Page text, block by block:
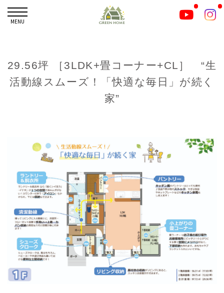
MENU
29.56坪 ［3LDK+畳コーナー+CL］ “生
活動線スムーズ！「快適な毎日」が続く
家”